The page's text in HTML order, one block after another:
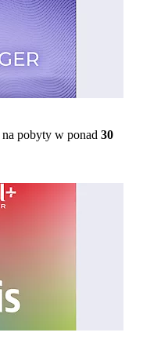
na pobyty w ponad 30